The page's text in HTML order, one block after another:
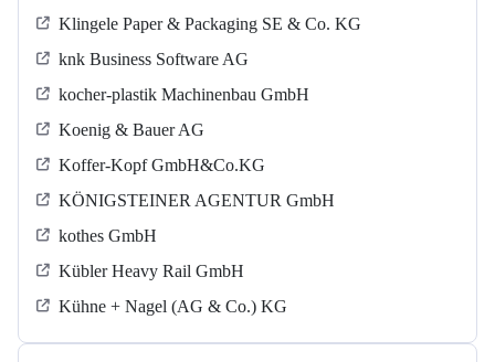
Klingele Paper & Packaging SE & Co. KG
knk Business Software AG
kocher-plastik Machinenbau GmbH
Koenig & Bauer AG
Koffer-Kopf GmbH&Co.KG
KÖNIGSTEINER AGENTUR GmbH
kothes GmbH
Kübler Heavy Rail GmbH
Kühne + Nagel (AG & Co.) KG